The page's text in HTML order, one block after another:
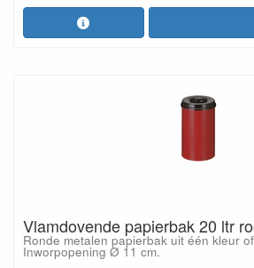
Vlamdovende papierbak 20 ltr
Ronde metalen papierbak uit één kleur
Inworpopening Ø 11 cm.